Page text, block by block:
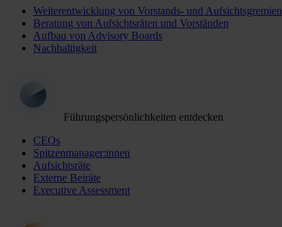
Weiterentwicklung von Vorstands- und Aufsichtsgremien
Beratung von Aufsichtsräten und Vorständen
Aufbau von Advisory Boards
Nachhaltigkeit
Führungspersönlichkeiten entdecken
CEOs
Spitzenmanager:innen
Aufsichtsräte
Externe Beiräte
Executive Assessment